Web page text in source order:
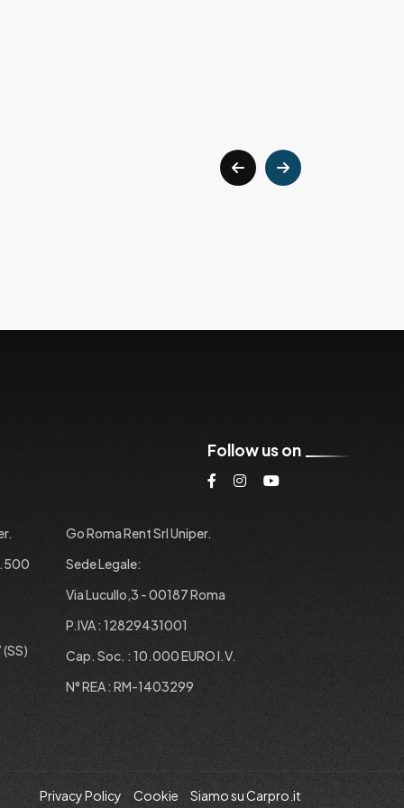
Follow us on
Go Roma Rent Srl Uniper.
Sede Legale:
Via Lucullo,3 - 00187 Roma
P.IVA : 12829431001
Cap. Soc. : 10.000 EURO I.V.
N° REA : RM-1403299
Privacy Policy Cookie Siamo su Carpro.it